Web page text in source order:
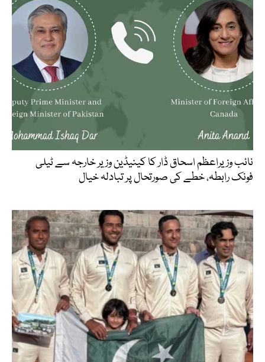
نائب وزیراعظم اسحاق ڈار کا کینیڈین وزیر خارجہ سے ٹیلی
فونک رابطہ، خطے کی صورتحال پر تبادلہ خیال